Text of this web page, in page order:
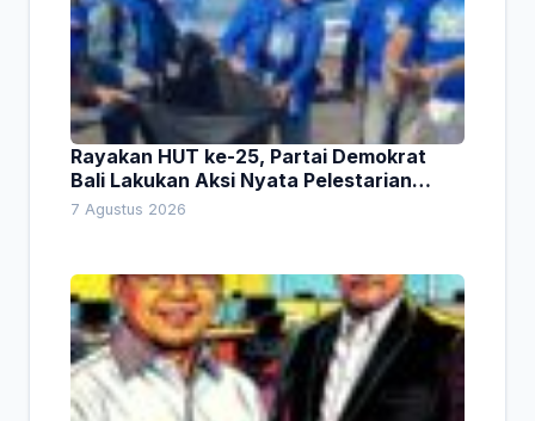
Rayakan HUT ke-25, Partai Demokrat
Bali Lakukan Aksi Nyata Pelestarian
Lingkungan
7 Agustus 2026